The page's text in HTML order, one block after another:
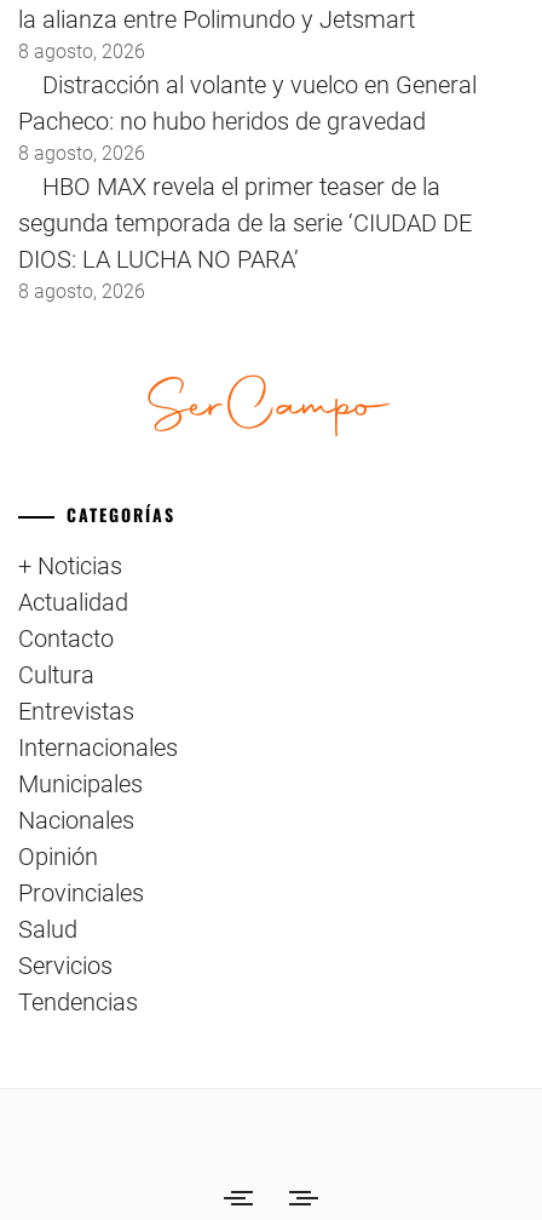
la alianza entre Polimundo y Jetsmart
8 agosto, 2026
Distracción al volante y vuelco en General
Pacheco: no hubo heridos de gravedad
8 agosto, 2026
HBO MAX revela el primer teaser de la
segunda temporada de la serie ‘CIUDAD DE
DIOS: LA LUCHA NO PARA’
8 agosto, 2026
CATEGORÍAS
+ Noticias
Actualidad
Contacto
Cultura
Entrevistas
Internacionales
Municipales
Nacionales
Opinión
Provinciales
Salud
Servicios
Tendencias